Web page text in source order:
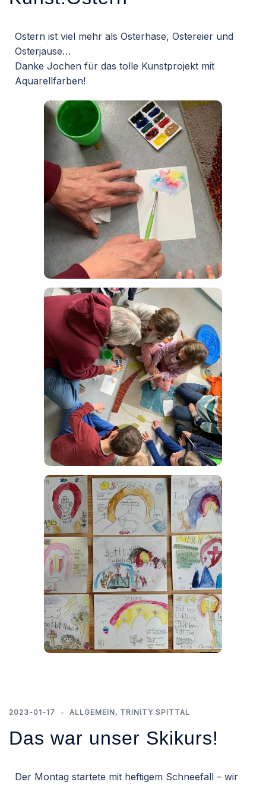
Ostern ist viel mehr als Osterhase, Ostereier und
Osterjause…
Danke Jochen für das tolle Kunstprojekt mit
Aquarellfarben!
2023-01-17 ALLGEMEIN, TRINITY SPITTAL
Das war unser Skikurs!
Der Montag startete mit heftigem Schneefall – wir